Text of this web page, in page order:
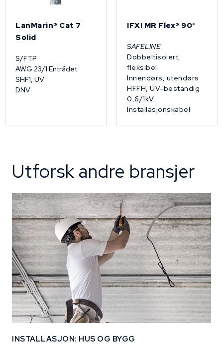
LanMarin® Cat 7
Solid
S/FTP
AWG 23/1 Entrådet
SHF1, UV
DNV
IFXI MR Flex® 90°
SAFELINE
Dobbeltisolert,
fleksibel
Innendørs, utendørs
HFFH, UV-bestandig
0,6/1kV
Installasjonskabel
Utforsk andre bransjer
INSTALLASJON: HUS OG BYGG